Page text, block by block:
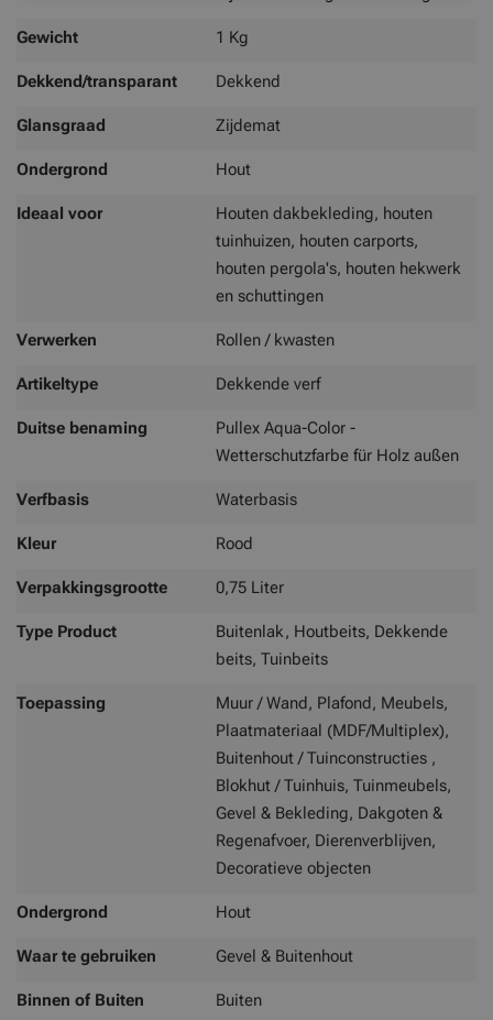
Gewicht 1 Kg
Dekkend/transparant Dekkend
Glansgraad Zijdemat
Ondergrond Hout
Ideaal voor
Houten dakbekleding, houten
tuinhuizen, houten carports,
houten pergola's, houten hekwerk
en schuttingen
Verwerken Rollen / kwasten
Artikeltype Dekkende verf
Duitse benaming
Pullex Aqua-Color -
Wetterschutzfarbe für Holz außen
Verfbasis Waterbasis
Kleur Rood
Verpakkingsgrootte 0,75 Liter
Type Product
Buitenlak, Houtbeits, Dekkende
beits, Tuinbeits
Toepassing
Muur / Wand, Plafond, Meubels,
Plaatmateriaal (MDF/Multiplex),
Buitenhout / Tuinconstructies ,
Blokhut / Tuinhuis, Tuinmeubels,
Gevel & Bekleding, Dakgoten &
Regenafvoer, Dierenverblijven,
Decoratieve objecten
Ondergrond Hout
Waar te gebruiken Gevel & Buitenhout
Binnen of Buiten Buiten